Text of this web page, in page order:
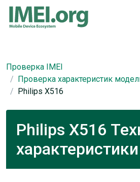
Проверка IMEI
Проверка характеристик
Philips X516
Philips X516
характеристики